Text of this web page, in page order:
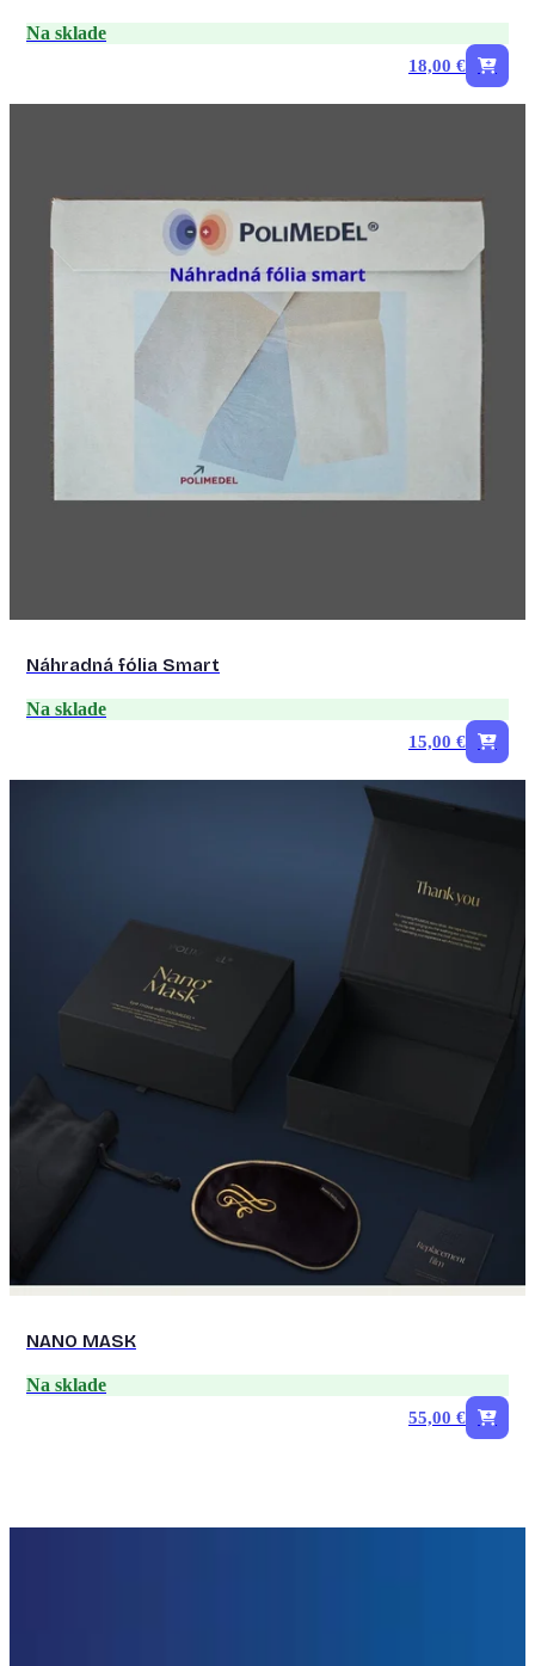
Na sklade
18,00 €
Náhradná fólia Smart
Na sklade
15,00 €
NANO MASK
Na sklade
55,00 €